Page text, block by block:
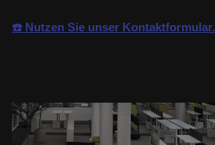
☎️ Nutzen Sie unser Kontaktformular.